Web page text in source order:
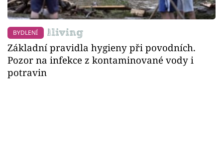
BYDLENÍ
Základní pravidla hygieny při povodních.
Pozor na infekce z kontaminované vody i
potravin